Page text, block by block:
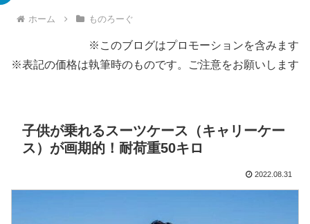
ホーム ものろーぐ
※このブログはプロモーションを含みます
※表記の価格は執筆時のものです。ご注意をお願いします
子供が乗れるスーツケース（キャリーケー
ス）が画期的！耐荷重50キロ
2022.08.31